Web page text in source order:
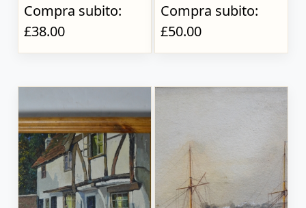
Compra subito:
£38.00
Compra subito:
£50.00